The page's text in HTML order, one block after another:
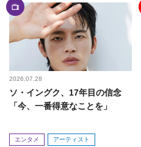
2026.07.28
ソ・イングク、17年目の信念
「今、一番得意なことを」
エンタメ アーティスト